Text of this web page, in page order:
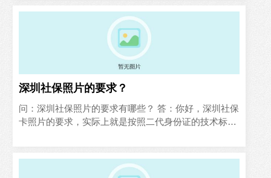
深圳社保照片的要求？
问：深圳社保照片的要求有哪些？ 答：你好，深圳社保
卡照片的要求，实际上就是按照二代身份证的技术标准
办理...